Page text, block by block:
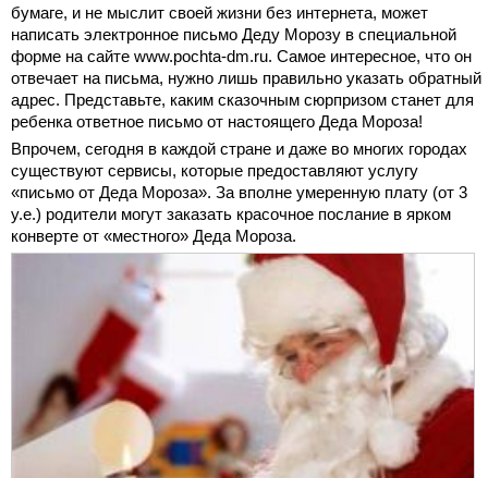
бумаге, и не мыслит своей жизни без интернета, может
написать электронное письмо Деду Морозу в специальной
форме на сайте www.pochta-dm.ru. Самое интересное, что он
отвечает на письма, нужно лишь правильно указать обратный
адрес. Представьте, каким сказочным сюрпризом станет для
ребенка ответное письмо от настоящего Деда Мороза!
Впрочем, сегодня в каждой стране и даже во многих городах
существуют сервисы, которые предоставляют услугу
«письмо от Деда Мороза». За вполне умеренную плату (от 3
у.е.) родители могут заказать красочное послание в ярком
конверте от «местного» Деда Мороза.